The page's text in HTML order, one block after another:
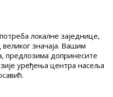
локалне заједнице,
значаја. Вашим
предлозима допринесите
уређења центра насеља